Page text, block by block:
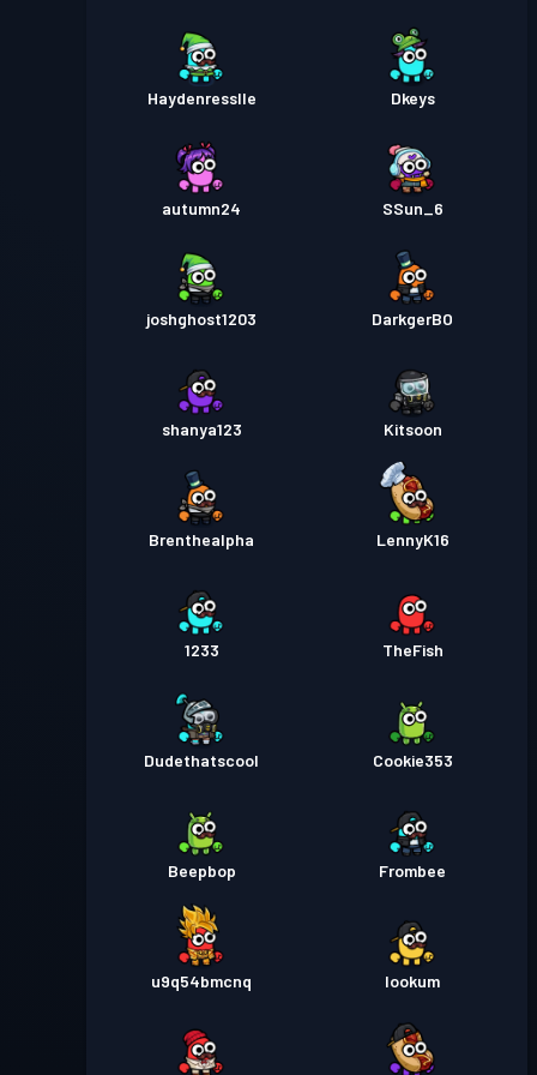
Haydenresslle Dkeys
autumn24 SSun_6
joshghost1203 DarkgerBO
shanya123 Kitsoon
Brenthealpha LennyK16
1233 TheFish
Dudethatscool Cookie353
Beepbop Frombee
u9q54bmcnq lookum